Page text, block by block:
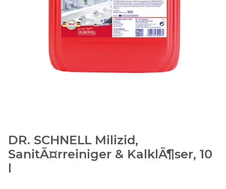
DR. SCHNELL Milizid,
SanitÃ¤rreiniger & KalklÃ¶ser, 10
l